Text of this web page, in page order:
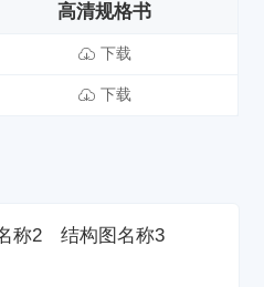
高清规格书
下载
下载
称2 结构图名称3